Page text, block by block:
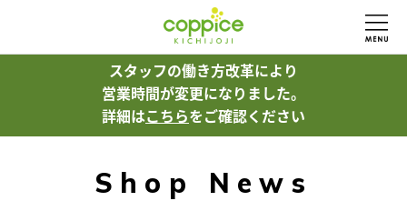
スタッフの働き方改革により
営業時間が変更になりました。
詳細はこちらをご確認ください
Shop News